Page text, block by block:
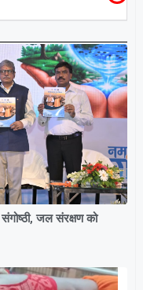
जल संरक्षण को